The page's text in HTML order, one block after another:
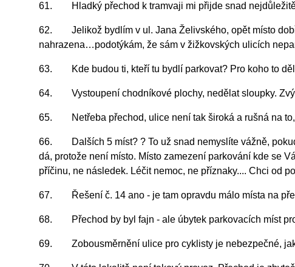
61. Hladký přechod k tramvaji mi přijde snad
62. Jelikož bydlím v ul. Jana Želivského, opět místo
nahrazena…podotýkám, že sám v žižkovských ulicích
63. Kde budou ti, kteří tu bydlí parkovat? Pro koho to
64. Vystoupení chodníkové plochy, nedělat sloupky.
65. Netřeba přechod, ulice není tak široká a rušná na to,
66. Dalších 5 míst? ? To už snad nemyslíte vážně, pokud
dá, protože není místo. Místo zamezení parkování kde se
příčinu, ne následek. Léčit nemoc, ne příznaky.... Chci od
67. Řešení č. 14 ano - je tam opravdu málo místa na
68. Přechod by byl fajn - ale úbytek parkovacích míst
69. Zobousměrnění ulice pro cyklisty je nebezpečné, jak